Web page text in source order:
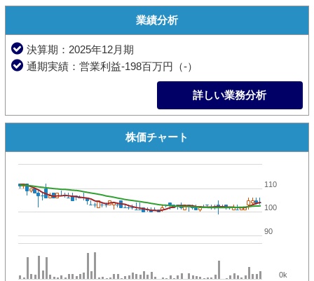
業績分析
決算期：2025年12月期
通期実績：営業利益-198百万円（-）
詳しい業務分析
株価チャート
90
100
110
0k